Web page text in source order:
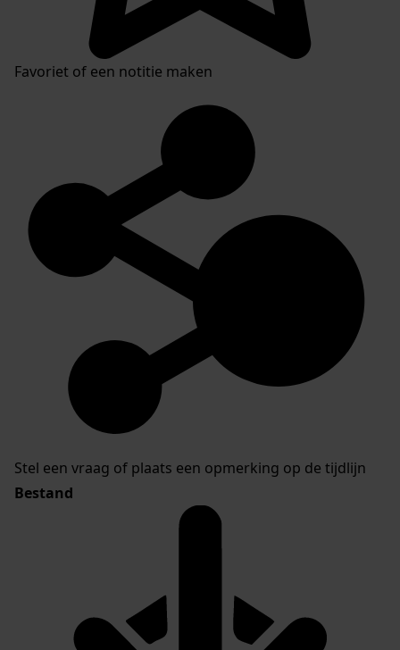
Favoriet of een notitie maken
Stel een vraag of plaats een opmerking op de tijdlijn
Bestand